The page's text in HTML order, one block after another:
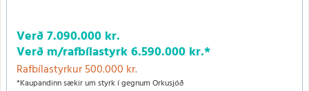
Verð7.090.000 kr.
Verð m/rafbílastyrk6.590.000 kr.*
Rafbílastyrkur 500.000 kr.
*Kaupandinn sækir um styrk í gegnum Orkusjóð